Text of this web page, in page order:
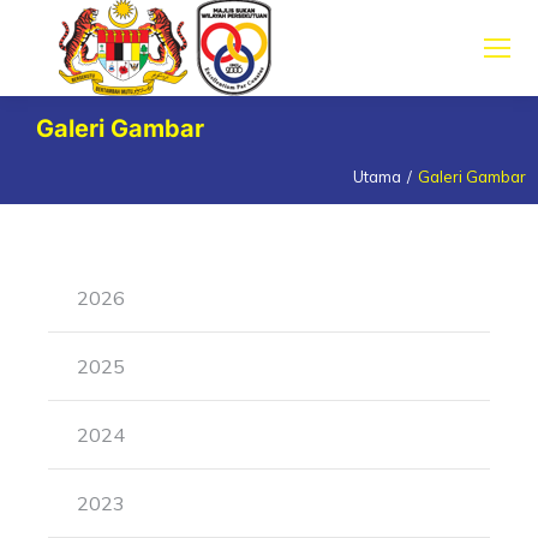
Galeri Gambar
Utama Galeri Gambar
2026
2025
2024
2023